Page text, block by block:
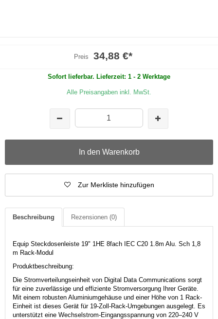
Preis 34,88 €*
Sofort lieferbar. Lieferzeit: 1 - 2 Werktage
Alle Preisangaben inkl. MwSt.
In den Warenkorb
Zur Merkliste hinzufügen
Beschreibung Rezensionen (0)
Equip Steckdosenleiste 19" 1HE 8fach IEC C20 1.8m Alu. Sch 1,8
m Rack-Modul
Produktbeschreibung:
Die Stromverteilungseinheit von Digital Data Communications sorgt
für eine zuverlässige und effiziente Stromversorgung Ihrer Geräte.
Mit einem robusten Aluminiumgehäuse und einer Höhe von 1 Rack-
Einheit ist dieses Gerät für 19-Zoll-Rack-Umgebungen ausgelegt. Es
unterstützt eine Wechselstrom-Eingangsspannung von 220–240 V